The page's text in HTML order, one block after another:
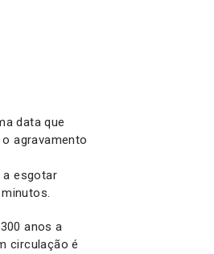
data que
agravamento
a esgotar
anos a
circulação é